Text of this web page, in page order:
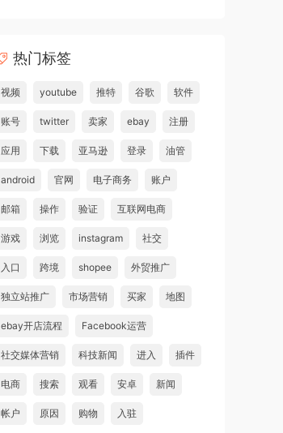
热门标签
视频 youtube 推特 谷歌 软件
账号 twitter 卖家 ebay 注册
应用 下载 亚马逊 登录 油管
android 官网 电子商务 账户
邮箱 操作 验证 互联网电商
游戏 浏览 instagram 社交
入口 跨境 shopee 外贸推广
独立站推广 市场营销 买家 地图
ebay开店流程 Facebook运营
社交媒体营销 科技新闻 进入 插件
电商 搜索 观看 安卓 新闻
帐户 原因 购物 入驻